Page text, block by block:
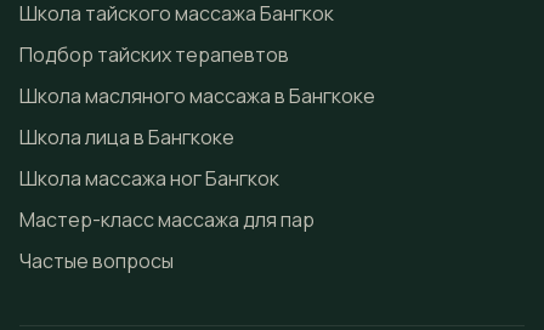
Школа тайского массажа Бангкок
Подбор тайских терапевтов
Школа масляного массажа в Бангкоке
Школа лица в Бангкоке
Школа массажа ног Бангкок
Мастер-класс массажа для пар
Частые вопросы